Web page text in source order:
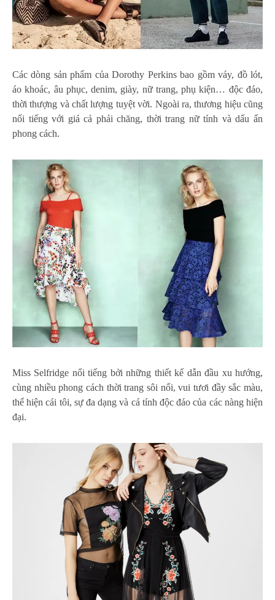
Các dòng sản phẩm của Dorothy Perkins bao gồm váy, đồ lót,
áo khoác, âu phục, denim, giày, nữ trang, phụ kiện… độc đáo,
thời thượng và chất lượng tuyệt vời. Ngoài ra, thương hiệu cũng
nổi tiếng với giá cả phải chăng, thời trang nữ tính và dấu ấn
phong cách.
Miss Selfridge nổi tiếng bởi những thiết kế dẫn đầu xu hướng,
cùng nhiều phong cách thời trang sôi nổi, vui tươi đầy sắc màu,
thể hiện cái tôi, sự đa dạng và cá tính độc đáo của các nàng hiện
đại.